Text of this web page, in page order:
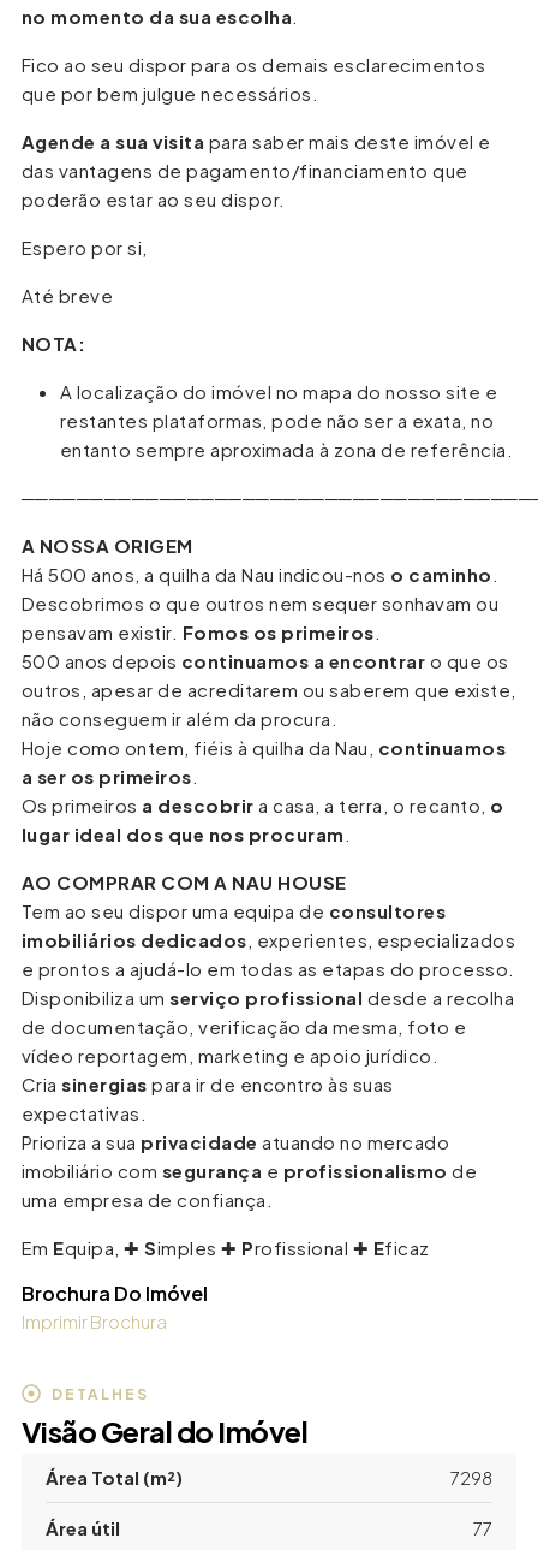
no momento da sua escolha
Fico ao seu dispor para os demais esclarecimentos
que por bem julgue necessários.
Agende a sua visita para saber mais deste imóvel e
das vantagens de pagamento/financiamento que
poderão estar ao seu dispor.
Espero por si,
Até breve
NOTA:
A localização do imóvel no mapa do nosso site e
restantes plataformas, pode não ser a exata, no
entanto sempre aproximada à zona de referência.
A NOSSA ORIGEM
Há 500 anos, a quilha da Nau indicou-nos o caminho
Descobrimos o que outros nem sequer sonhavam ou
pensavam existir. Fomos os primeiros
500 anos depois continuamos a encontrar o que os
outros, apesar de acreditarem ou saberem que existe,
não conseguem ir além da procura.
Hoje como ontem, fiéis à quilha da Nau, continuamos
a ser os primeiros
Os primeiros a descobrir a casa, a terra, o recanto, o
lugar ideal dos que nos procuram
AO COMPRAR COM A NAU HOUSE
Tem ao seu dispor uma equipa de consultores
imobiliários dedicados , experientes, especializados
e prontos a ajudá-lo em todas as etapas do processo.
Disponibiliza umserviço profissional desde a recolha
de documentação, verificação da mesma, foto e
vídeo reportagem, marketing e apoio jurídico.
Criasinergias para ir de encontro às suas
expectativas.
Prioriza a sua privacidade atuando no mercado
imobiliário com segurança e profissionalismo de
uma empresa de confiança.
Em Equipa, ✚Simples ✚ Profissional ✚ Eficaz
Brochura Do Imóvel
Imprimir Brochura
DETALHES
Visão Geral do Imóvel
Área Total (m²) 7298
Área útil 77